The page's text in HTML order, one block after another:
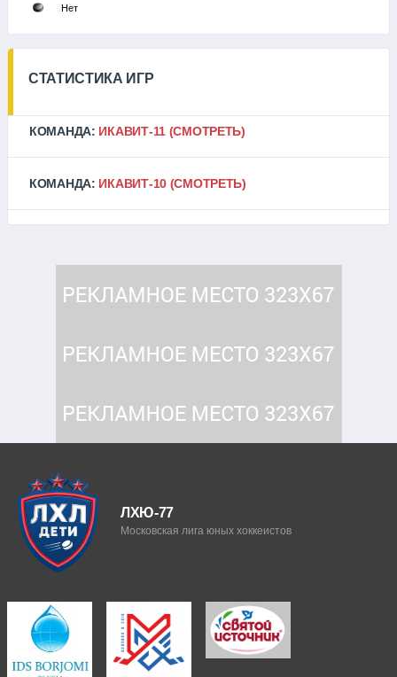
Нет
СТАТИСТИКА ИГР
КОМАНДА: ИКАВИТ-11 (СМОТРЕТЬ)
КОМАНДА: ИКАВИТ-10 (СМОТРЕТЬ)
ЛХЮ-77
Московская лига юных хоккеистов